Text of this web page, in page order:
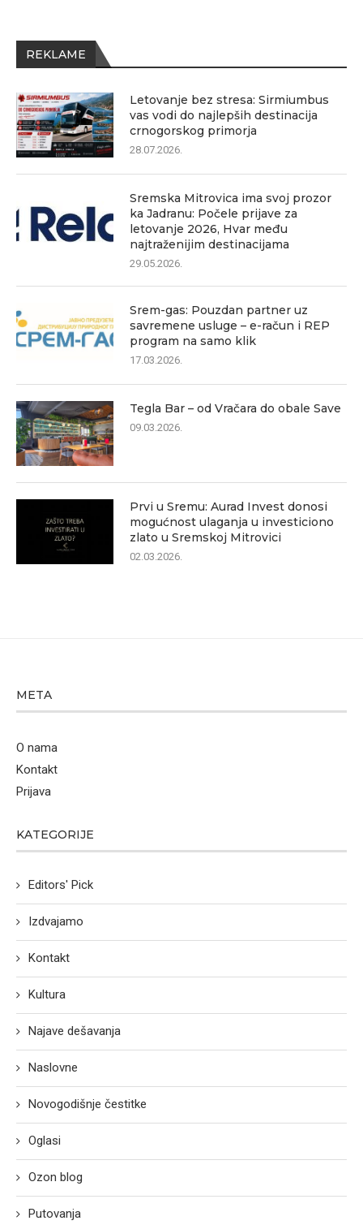
REKLAME
Letovanje bez stresa: Sirmiumbus
vas vodi do najlepših destinacija
crnogorskog primorja
28.07.2026.
Sremska Mitrovica ima svoj prozor
ka Jadranu: Počele prijave za
letovanje 2026, Hvar među
najtraženijim destinacijama
29.05.2026.
Srem-gas: Pouzdan partner uz
savremene usluge – e-račun i REP
program na samo klik
17.03.2026.
Tegla Bar – od Vračara do obale Save
09.03.2026.
Prvi u Sremu: Aurad Invest donosi
mogućnost ulaganja u investiciono
zlato u Sremskoj Mitrovici
02.03.2026.
META
O nama
Kontakt
Prijava
KATEGORIJE
Editors' Pick
Izdvajamo
Kontakt
Kultura
Najave dešavanja
Naslovne
Novogodišnje čestitke
Oglasi
Ozon blog
Putovanja